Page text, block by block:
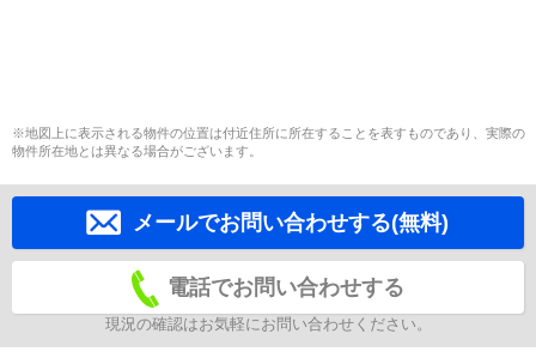
※地図上に表示される物件の位置は付近住所に所在することを表すものであり、実際の
物件所在地とは異なる場合がございます。
メールでお問い合わせする(無料)
電話でお問い合わせする
現況の確認はお気軽にお問い合わせください。